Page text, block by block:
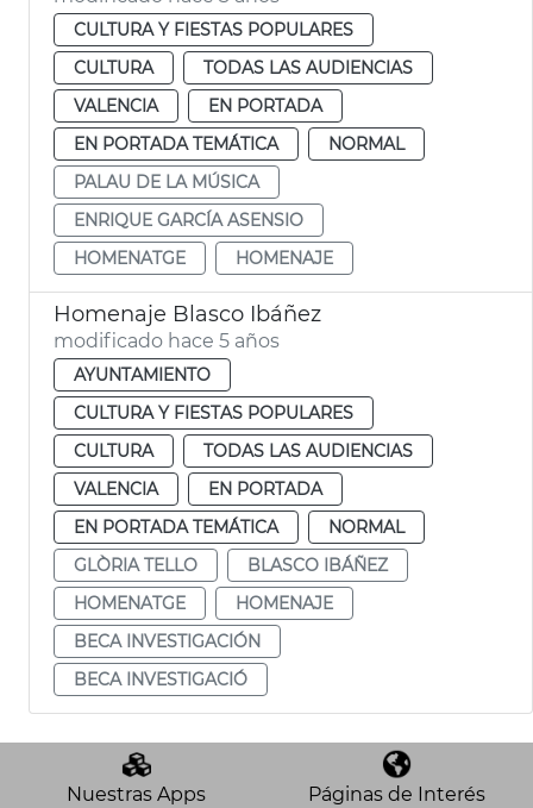
CULTURA Y FIESTAS POPULARES
CULTURA
TODAS LAS AUDIENCIAS
VALENCIA
EN PORTADA
EN PORTADA TEMÁTICA
NORMAL
PALAU DE LA MÚSICA
ENRIQUE GARCÍA ASENSIO
HOMENATGE
HOMENAJE
Homenaje Blasco Ibáñez
modificado hace 5 años
AYUNTAMIENTO
CULTURA Y FIESTAS POPULARES
CULTURA
TODAS LAS AUDIENCIAS
VALENCIA
EN PORTADA
EN PORTADA TEMÁTICA
NORMAL
GLÒRIA TELLO
BLASCO IBÁÑEZ
HOMENATGE
HOMENAJE
BECA INVESTIGACIÓN
BECA INVESTIGACIÓ
Nuestras Apps Páginas de Interés